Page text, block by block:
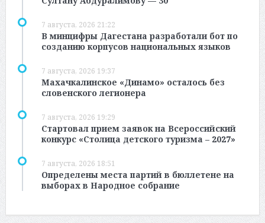
7 августа, 2026 21:22
В минцифры Дагестана разработали бот по
созданию корпусов национальных языков
7 августа, 2026 19:37
Махачкалинское «Динамо» осталось без
словенского легионера
7 августа, 2026 19:29
Стартовал прием заявок на Всероссийский
конкурс «Столица детского туризма – 2027»
7 августа, 2026 18:51
Определены места партий в бюллетене на
выборах в Народное собрание